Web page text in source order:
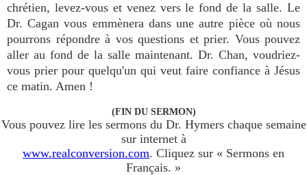
chrétien, levez-vous et venez vers le fond de la salle. Le
Dr. Cagan vous emmènera dans une autre pièce où nous
pourrons répondre à vos questions et prier. Vous pouvez
aller au fond de la salle maintenant. Dr. Chan, voudriez-
vous prier pour quelqu'un qui veut faire confiance à Jésus
ce matin. Amen !
(FIN DU SERMON)
Vous pouvez lire les sermons du Dr. Hymers chaque semaine
sur internet à
www.realconversion.com. Cliquez sur « Sermons en
Français. »